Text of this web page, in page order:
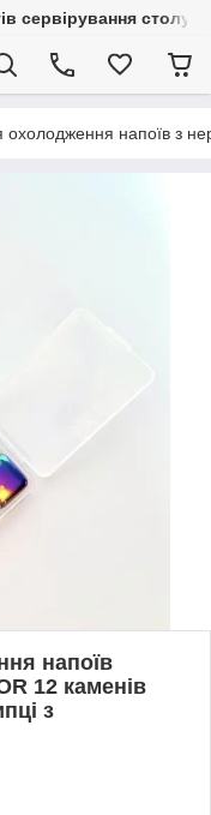
сервірування
охолодження напоїв з
напоїв
12 каменів
з